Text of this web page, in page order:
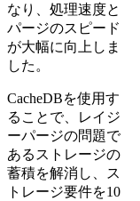
なり、処理速度と
パージのスピード
が大幅に向上しま
した。
CacheDBを使用す
ることで、レイジ
ーパージの問題で
あるストレージの
蓄積を解消し、ス
トレージ要件を10